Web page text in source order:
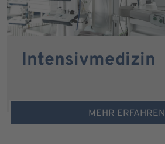
Intensivmedizin
MEHR ERFAHREN